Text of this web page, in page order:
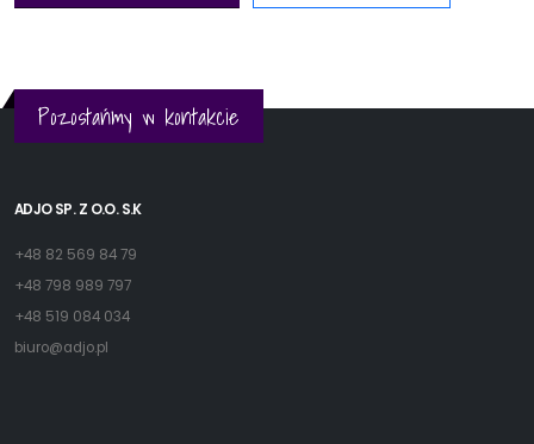
Pozostańmy w kontakcie
ADJO SP. Z O.O. S.K
+48 82 569 84 79
+48 798 989 797
+48 519 084 034
biuro@adjo.pl